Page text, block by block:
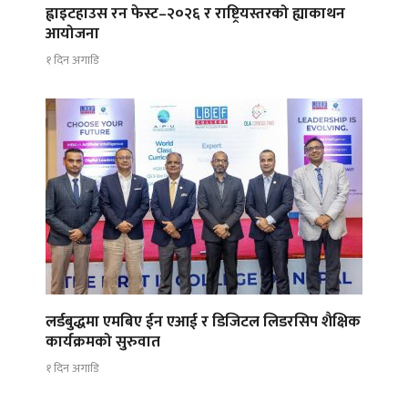
ह्वाइटहाउस रन फेस्ट–२०२६ र राष्ट्रियस्तरको ह्याकाथन
आयोजना
१ दिन अगाडि
लर्डबुद्धमा एमबिए ईन एआई र डिजिटल लिडरसिप शैक्षिक
कार्यक्रमको सुरुवात
१ दिन अगाडि